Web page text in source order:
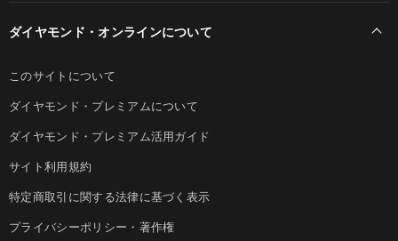
ダイヤモンド・オンラインについて
このサイトについて
ダイヤモンド・プレミアムについて
ダイヤモンド・プレミアム活用ガイド
サイト利用規約
特定商取引に関する法律に基づく表示
プライバシーポリシー・著作権